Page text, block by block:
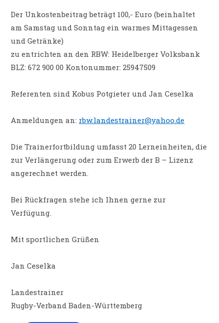
Der Unkostenbeitrag beträgt 100,- Euro (beinhaltet
am Samstag und Sonntag ein warmes Mittagessen
und Getränke)
zu entrichten an den RBW: Heidelberger Volksbank
BLZ: 672 900 00 Kontonummer: 25947509
Referenten sind Kobus Potgieter und Jan Ceselka
Anmeldungen an: rbw.landestrainer@yahoo.de
Die Trainerfortbildung umfasst 20 Lerneinheiten, die
zur Verlängerung oder zum Erwerb der B – Lizenz
angerechnet werden.
Bei Rückfragen stehe ich Ihnen gerne zur
Verfügung.
Mit sportlichen Grüßen
Jan Ceselka
Landestrainer
Rugby-Verband Baden-Württemberg